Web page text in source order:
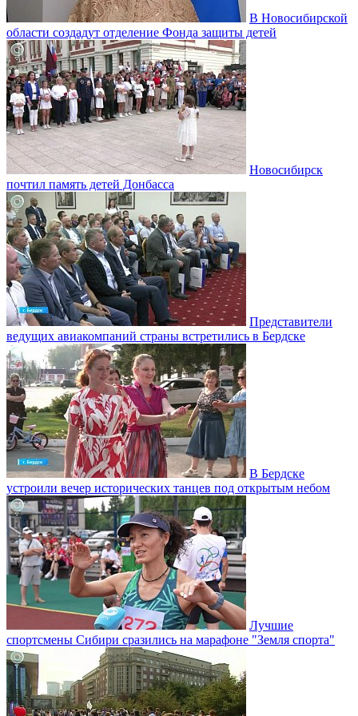
В Новосибирской
области создадут отделение Фонда защиты детей
Новосибирск
почтил память детей Донбасса
Представители
ведущих авиакомпаний страны встретились в Бердске
В Бердске
устроили вечер исторических танцев под открытым небом
Лучшие
спортсмены Сибири сразились на марафоне "Земля спорта"